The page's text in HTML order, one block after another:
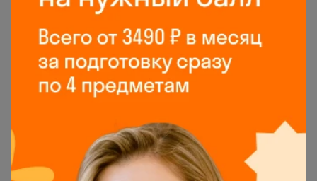
По наличию или отсутствию катализатора.
По обратимости.
Чтобы узнать, как выделяется или поглощается
взаимодействий, прочитайте нашу статью
«Тепловой эффект реакции».